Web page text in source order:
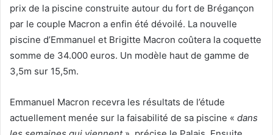
prix de la piscine construite autour du fort de Brégançon
par le couple Macron a enfin été dévoilé. La nouvelle
piscine d’Emmanuel et Brigitte Macron coûtera la coquette
somme de 34.000 euros. Un modèle haut de gamme de
3,5m sur 15,5m.
Emmanuel Macron recevra les résultats de l’étude
actuellement menée sur la faisabilité de sa piscine « dans